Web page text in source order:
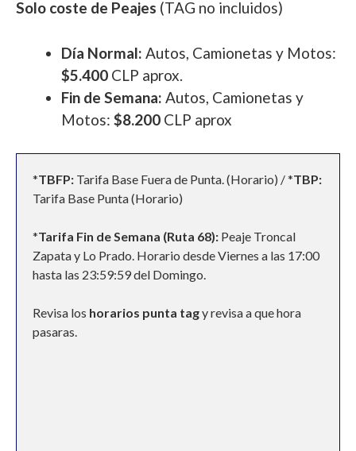
Solo coste de Peajes (TAG no incluidos)
Día Normal: Autos, Camionetas y Motos:
$5.400 CLP aprox.
Fin de Semana: Autos, Camionetas y
Motos: $8.200 CLP aprox
*TBFP: Tarifa Base Fuera de Punta. (Horario) / *TBP:
Tarifa Base Punta (Horario)
*Tarifa Fin de Semana (Ruta 68): Peaje Troncal
Zapata y Lo Prado. Horario desde Viernes a las 17:00
hasta las 23:59:59 del Domingo.
Revisa los horarios punta tagy revisa a que hora
pasaras.